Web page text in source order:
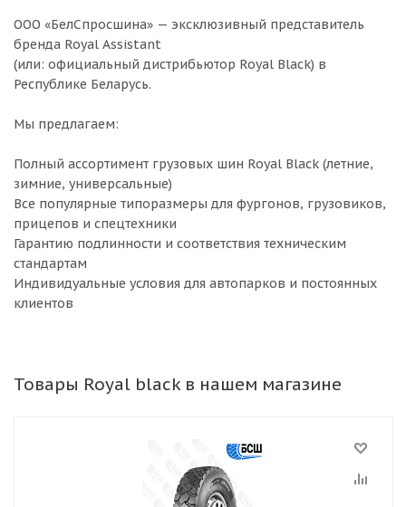
ООО «БелСпросшина» — эксклюзивный представитель
бренда Royal Assistant
(или: официальный дистрибьютор Royal Black) в
Республике Беларусь.
Мы предлагаем:
Полный ассортимент грузовых шин Royal Black (летние,
зимние, универсальные)
Все популярные типоразмеры для фургонов, грузовиков,
прицепов и спецтехники
Гарантию подлинности и соответствия техническим
стандартам
Индивидуальные условия для автопарков и постоянных
клиентов
Товары Royal black в нашем магазине